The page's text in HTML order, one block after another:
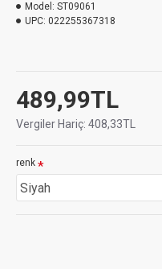
489,99TL
Vergiler Hariç: 408,33TL
Model: ST09061
UPC: 022255367318
renk